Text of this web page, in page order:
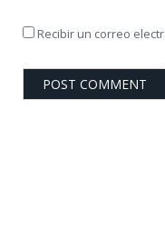
Recibir un correo